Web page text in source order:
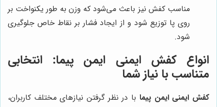
مناسب کفش نیز باعث می‌شود که وزن به طور یکنواخت بر
روی پا توزیع شود و از ایجاد فشار بر نقاط خاص جلوگیری
شود.
انواع کفش ایمنی ایمن پیما: انتخابی
متناسب با نیاز شما
کفش ایمنی ایمن پیما با در نظر گرفتن نیازهای مختلف کاربران،